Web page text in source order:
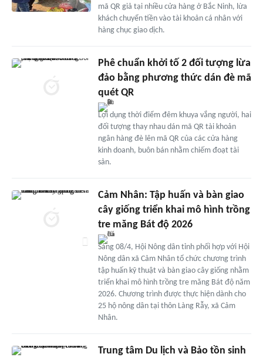
mã QR giả tại nhiều cửa hàng ở Bắc Ninh, lừa
khách chuyển tiền vào tài khoản cá nhân với
hàng chục giao dịch.
Phê chuẩn khởi tố 2 đối tượng lừa
đảo bằng phương thức dán đè mã
quét QR
Lợi dụng thời điểm đêm khuya vắng người, hai
đối tượng thay nhau dán mã QR tài khoản
ngân hàng đè lên mã QR của các cửa hàng
kinh doanh, buôn bán nhằm chiếm đoạt tài
sản.
Cảm Nhân: Tập huấn và bàn giao
cây giống triển khai mô hình trồng
tre măng Bát độ 2026
Sáng 08/4, Hội Nông dân tỉnh phối hợp với Hội
Nông dân xã Cảm Nhân tổ chức chương trình
tập huấn kỹ thuật và bàn giao cây giống nhằm
triển khai mô hình trồng tre măng Bát độ năm
2026. Chương trình được thực hiện dành cho
25 hộ nông dân tại thôn Làng Rẫy, xã Cảm
Nhân.
Trung tâm Du lịch và Bảo tồn sinh